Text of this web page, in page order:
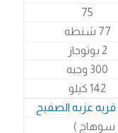
75
77 شنطه
2 بوتوجاز
300 وجبه
142 كيلو
عزبه الصفيح
سوهاج )